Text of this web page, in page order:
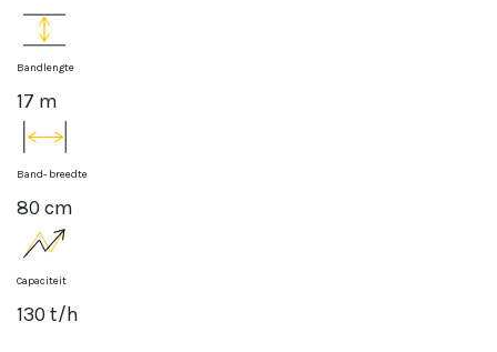
Bandlengte
17 m
Band- breedte
80 cm
Capaciteit
130 t/h